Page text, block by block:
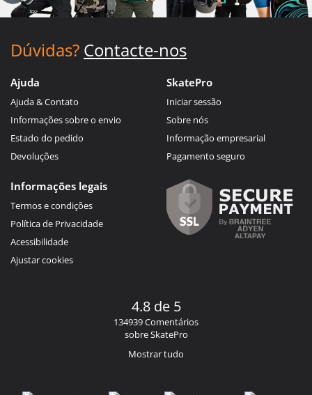
Dúvidas? Contacte-nos
Ajuda
Ajuda & Contato
Informações sobre o envio
Estado do pedido
Devoluções
SkatePro
Iniciar sessão
Sobre nós
Informação empresarial
Pagamento seguro
Informações legais
Termos e condições
Política de Privacidade
Acessibilidade
Ajustar cookies
4.8 de 5
134939 Comentários
sobre SkatePro
Mostrar tudo